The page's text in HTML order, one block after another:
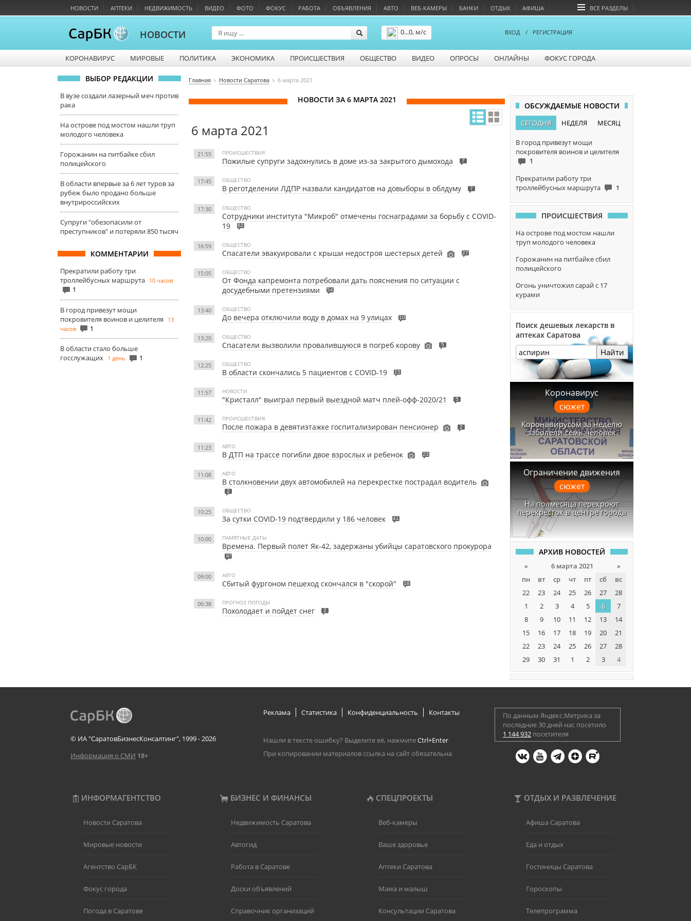
НОВОСТИ АПТЕКИ НЕДВИЖИМОСТЬ ВИДЕО ФОТО ФОКУС РАБОТА ОБЪЯВЛЕНИЯ АВТО ВЕБ-КАМЕРЫ БАНКИ ОТДЫХ АФИША ВСЕ РАЗДЕЛЫ
НОВОСТИ
0...0, м/с
ВХОД / РЕГИСТРАЦИЯ
КОРОНАВИРУС МИРОВЫЕ ПОЛИТИКА ЭКОНОМИКА ПРОИСШЕСТВИЯ ОБЩЕСТВО ВИДЕО ОПРОСЫ ОНЛАЙНЫ ФОКУС ГОРОДА
ВЫБОР РЕДАКЦИИ
В вузе создали лазерный меч против
рака
На острове под мостом нашли труп
молодого человека
Горожанин на питбайке сбил
полицейского
В области впервые за 6 лет туров за
рубеж было продано больше
внутрироссийских
Супруги "обезопасили от
преступников" и потеряли 850 тысяч
КОММЕНТАРИИ
Прекратили работу три
троллейбусных маршрута 10 часов
1
В город привезут мощи
покровителя воинов и целителя
13
часов
1
В области стало больше
госслужащих 1 день 1
Главная Новости Саратова 6 марта 2021
НОВОСТИ ЗА 6 МАРТА 2021
6 марта 2021
21:55 ПРОИСШЕСТВИЯ
Пожилые супруги задохнулись в доме из-за закрытого дымохода 7
17:45 ОБЩЕСТВО
В реготделении ЛДПР назвали кандидатов на довыборы в облдуму 7
17:30 ОБЩЕСТВО
Сотрудники института "Микроб" отмечены госнаградами за борьбу с COVID-
19
62
16:59 ОБЩЕСТВО
Спасатели эвакуировали с крыши недостроя шестерых детей 27
15:05 ОБЩЕСТВО
От Фонда капремонта потребовали дать пояснения по ситуации с
досудебными претензиями
54
13:40 ОБЩЕСТВО
До вечера отключили воду в домах на 9 улицах 10
13:20 ОБЩЕСТВО
Спасатели вызволили провалившуюся в погреб корову 5
12:25 ОБЩЕСТВО
В области скончались 5 пациентов с COVID-19 15
11:57 НОВОСТИ
"Кристалл" выиграл первый выездной матч плей-офф-2020/21 5
11:42 ПРОИСШЕСТВИЯ
После пожара в девятиэтажке госпитализирован пенсионер 2
11:23 АВТО
В ДТП на трассе погибли двое взрослых и ребенок 23
11:08 АВТО
В столкновении двух автомобилей на перекрестке пострадал водитель
2
10:25 ОБЩЕСТВО
За сутки COVID-19 подтвердили у 186 человек 41
10:00 ПАМЯТНЫЕ ДАТЫ
Времена. Первый полет Як-42, задержаны убийцы саратовского прокурора
117
09:00 АВТО
Сбитый фургоном пешеход скончался в "скорой" 18
06:38 ПРОГНОЗ ПОГОДЫ
Похолодает и пойдет снег 2
ОБСУЖДАЕМЫЕ НОВОСТИ
СЕГОДНЯ НЕДЕЛЯ МЕСЯЦ
В город привезут мощи
покровителя воинов и целителя
1
Прекратили работу три
троллейбусных маршрута
1
ПРОИСШЕСТВИЯ
На острове под мостом нашли
труп молодого человека
Горожанин на питбайке сбил
полицейского
Огонь уничтожил сарай с 17
курами
Поиск дешевых лекарств в
аптеках Саратова
Найти
Коронавирус
сюжет
Коронавирусом за неделю
заболели семь человек
Ограничение движения
сюжет
На полмесяца перекроют
перекрёсток в центре города
АРХИВ НОВОСТЕЙ
« 6 марта 2021
»
пн
вт ср чт пт сб
вс
22
23 24 25 26 27
28
1
2 3 4 5 6
7
8
9 10 11 12 13
14
15
16 17 18 19 20
21
22
23 24 25 26 27
28
29
30 31 1 2 3 4
© ИА "СаратовБизнесКонсалтинг", 1999 - 2026
Информация о СМИ 18+
Реклама Статистика Конфиденциальность Контакты
Нашли в тексте ошибку? Выделите её, нажмитеCtrl+Enter
При копировании материалов ссылка на сайт обязательна
По данным Яндекс.Метрика за
последние 30 дней нас посетило
1 144 932 посетителя
ИНФОРМАГЕНТСТВО БИЗНЕС И ФИНАНСЫ СПЕЦПРОЕКТЫ ОТДЫХ И РАЗВЛЕЧЕНИЕ
Новости Саратова
Мировые новости
Агентство СарБК
Фокус города
Погода в Саратове
Недвижимость Саратова
Автогид
Работа в Саратове
Доски объявлений
Справочник организаций
Веб-камеры
Ваше здоровье
Аптеки Саратова
Мама и малыш
Консультации Саратова
Афиша Саратова
Еда и отдых
Гостиницы Саратова
Гороскопы
Телепрограмма